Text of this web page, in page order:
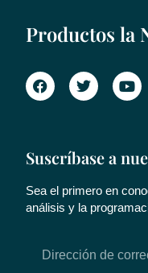
Productos la
Suscríbase a
Sea el primero en
análisis y la